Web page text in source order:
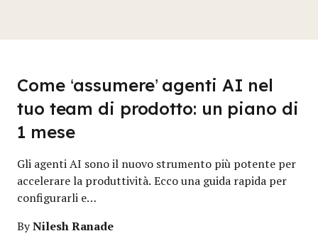
Come ‘assumere’ agenti AI nel
tuo team di prodotto: un piano di
1 mese
Gli agenti AI sono il nuovo strumento più potente per
accelerare la produttività. Ecco una guida rapida per
configurarli e…
ByNilesh Ranade